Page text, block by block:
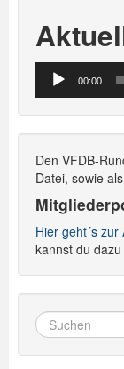
Audio-
Player
00:00
Den VFDB-
Datei, sowie als
Hier geht´s
kannst du